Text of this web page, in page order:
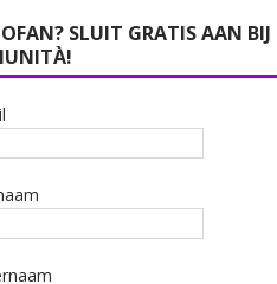
SLUIT GRATIS AAN BIJ